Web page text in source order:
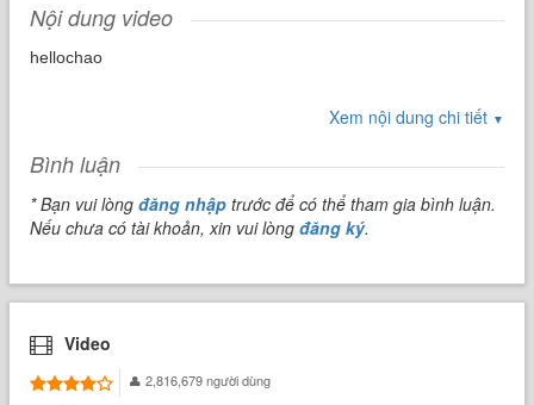
Nội dung video
hellochao
Xem nội dung chi tiết ▼
Bình luận
* Bạn vui lòngđăng nhập trước để có thể tham gia bình luận.
Nếu chưa có tài khoản, xin vui lòngđăng ký.
Video
2,816,679 người dùng